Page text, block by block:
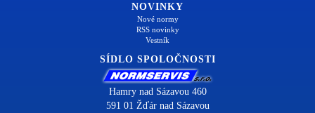
NOVINKY
Nové normy
RSS novinky
Vestník
SÍDLO SPOLOČNOSTI
Hamry nad Sázavou 460
591 01 Žďár nad Sázavou